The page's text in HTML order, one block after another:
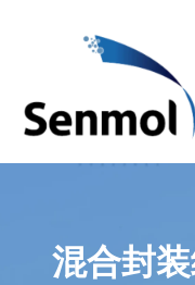
混合封